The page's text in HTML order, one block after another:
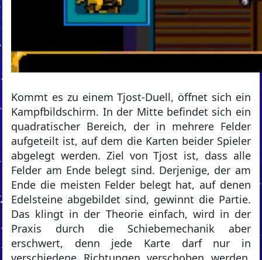
Kommt es zu einem Tjost-Duell, öffnet sich ein
Kampfbildschirm. In der Mitte befindet sich ein
quadratischer Bereich, der in mehrere Felder
aufgeteilt ist, auf dem die Karten beider Spieler
abgelegt werden. Ziel von Tjost ist, dass alle
Felder am Ende belegt sind. Derjenige, der am
Ende die meisten Felder belegt hat, auf denen
Edelsteine abgebildet sind, gewinnt die Partie.
Das klingt in der Theorie einfach, wird in der
Praxis durch die Schiebemechanik aber
erschwert, denn jede Karte darf nur in